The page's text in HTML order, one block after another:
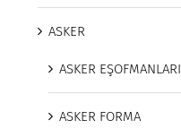
ASKER
ASKER EŞOFMANLARI
ASKER FORMA